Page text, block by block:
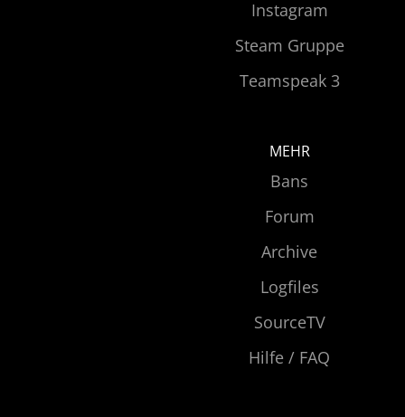
Instagram
Steam Gruppe
Teamspeak 3
MEHR
Bans
Forum
Archive
Logfiles
SourceTV
Hilfe / FAQ